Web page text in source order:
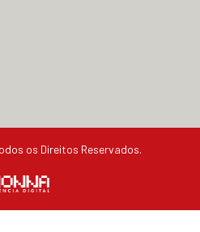
os Direitos Reservados.